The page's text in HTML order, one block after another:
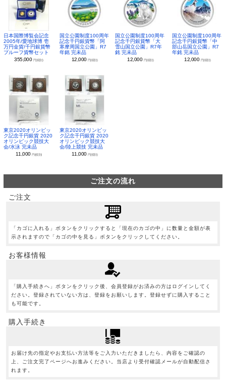
日本国際博覧会記念
2005年/愛地球博 壱
万円金貨/千円銀貨幣
プルーフ貨幣セット
355,000 円(税別)
国立公園制度100周年
記念千円銀貨幣「阿
寒摩周国立公園」R7
年銘 完未品
12,000 円(税別)
国立公園制度100周年
記念千円銀貨幣「大
雪山国立公園」R7年
銘 完未品
12,000 円(税別)
国立公園制度100周年
記念千円銀貨幣「中
部山岳国立公園」R7
年銘 完未品
12,000 円(税別)
東京2020オリンピッ
ク記念千円銀貨 2020
オリンピック競技大
会/水泳 完未品
11,000円(税別)
東京2020オリンピッ
ク記念千円銀貨 2020
オリンピック競技大
会/陸上競技 完未品
11,000 円(税別)
ご注文の流れ
ご注文
「カゴに入れる」ボタンをクリックすると「現在のカゴの中」に数量と金額が表
示されますので「カゴの中を見る」ボタンをクリックしてください。
お客様情報
「購入手続きへ」ボタンをクリック後、会員登録がお済みの方はログインしてく
ださい。登録されていない方は、登録をお願いします。登録せずに購入すること
も可能です。
購入手続き
お届け先の指定やお支払い方法等をご入力いただきましたら、内容をご確認の
上、ご注文完了ページへお進みください。当店より受付確認メールが自動配信さ
れます。